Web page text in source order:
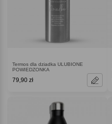
Termos dla dziadka ULUBIONE
POWIEDZONKA
79,90 zł